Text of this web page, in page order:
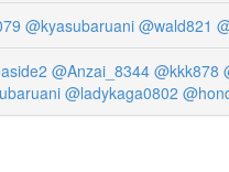
@kyasubaruani @wald821
@Anzai_8344 @kkk878
@ladykaga0802